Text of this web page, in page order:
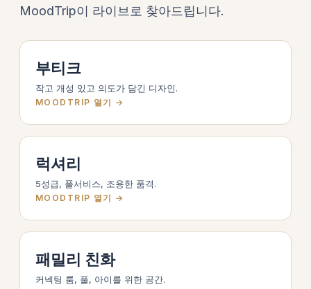
MoodTrip이 라이브로 찾아드립니다.
부티크
작고 개성 있고 의도가 담긴 디자인.
MOODTRIP 열기 →
럭셔리
5성급, 풀서비스, 조용한 품격.
MOODTRIP 열기 →
패밀리 친화
커넥팅 룸, 풀, 아이를 위한 공간.